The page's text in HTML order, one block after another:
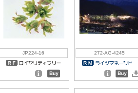
JP224-16 272-AG-4245